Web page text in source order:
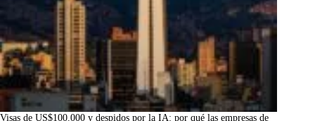
Visas de US$100.000 y despidos por la IA: por qué las empresas de